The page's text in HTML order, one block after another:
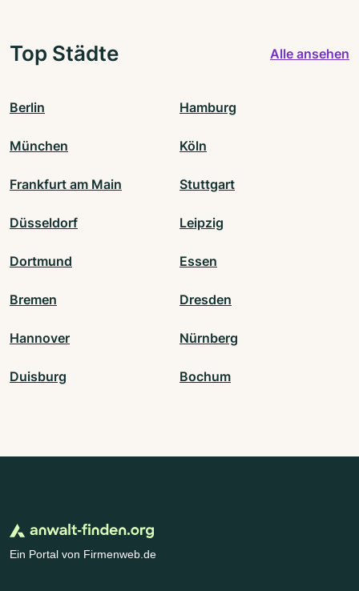
Top Städte Alle ansehen
Berlin Hamburg
München Köln
Frankfurt am Main Stuttgart
Düsseldorf Leipzig
Dortmund Essen
Bremen Dresden
Hannover Nürnberg
Duisburg Bochum
Ein Portal von Firmenweb.de